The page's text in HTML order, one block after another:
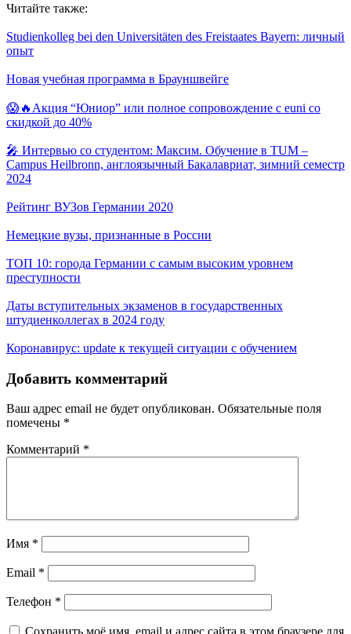
Читайте также:
Studienkolleg bei den Universitäten des Freistaates Bayern: личный
опыт
Новая учебная программа в Брауншвейге
😱🔥Акция “Юниор” или полное сопровождение с euni со
скидкой до 40%
🎤 Интервью со студентом: Максим. Обучение в TUM –
Campus Heilbronn, англоязычный Бакалавриат, зимний семестр
2024
Рейтинг ВУЗов Германии 2020
Немецкие вузы, признанные в России
ТОП 10: города Германии с самым высоким уровнем
преступности
Даты вступительных экзаменов в государственных
штудиенколлегах в 2024 году
Коронавирус: update к текущей ситуации с обучением
Добавить комментарий
Ваш адрес email не будет опубликован. Обязательные поля
помечены *
Комментарий *
Имя *
Email *
Телефон *